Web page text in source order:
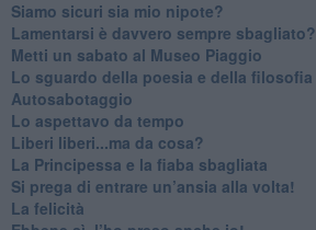
​Siamo sicuri sia mio nipote?
​Lamentarsi è davvero sempre sbagliato?
​Metti un sabato al Museo Piaggio
​Lo sguardo della poesia e della filosofia
Autosabotaggio
​Lo aspettavo da tempo
​Liberi liberi...ma da cosa?
​La Principessa e la fiaba sbagliata
Si prega di entrare un’ansia alla volta!
​La felicità